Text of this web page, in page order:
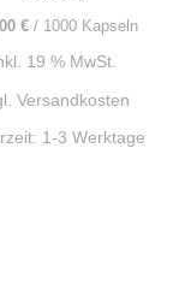
€ / 1000 Kapseln
19 % MwSt.
Versandkosten
1-3 Werktage